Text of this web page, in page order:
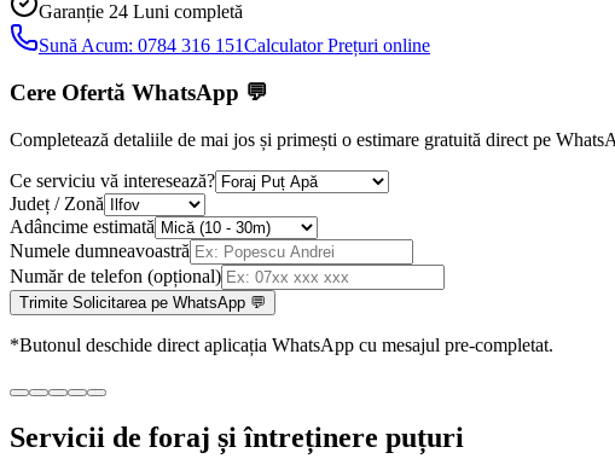
Garanție 24 Luni completă
Sună Acum: 0784 316 151Calculator Prețuri online
Cere Ofertă WhatsApp 💬
Completează detaliile de mai jos și primești o estimare gratuită direct pe
Ce serviciu vă interesează?
Județ / Zonă
Adâncime estimată
Numele dumneavoastră
Număr de telefon (opțional)
Trimite Solicitarea pe WhatsApp 💬
*Butonul deschide direct aplicația WhatsApp cu mesajul pre-completat.
Servicii de foraj și întreținere puțuri